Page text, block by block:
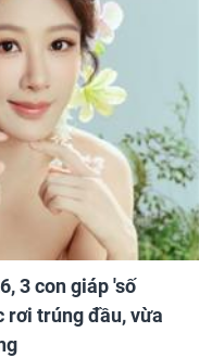
3 con giáp 'số
rơi trúng đầu, vừa